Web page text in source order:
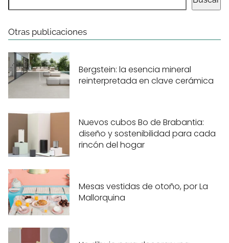
Otras publicaciones
Bergstein: la esencia mineral
reinterpretada en clave cerámica
Nuevos cubos Bo de Brabantia:
diseño y sostenibilidad para cada
rincón del hogar
Mesas vestidas de otoño, por La
Mallorquina